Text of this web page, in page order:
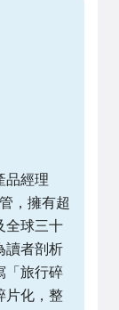
品經理
，擁有超
全球三十
讀者剖析
「旅行碎
片化，整